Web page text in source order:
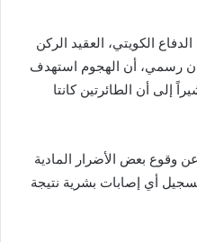
الكويتي، العقيد الركن
رسمي، أن الهجوم استهدف
إلى أن الطائرتين كانتا
وقوع بعض الأضرار المادية
أي إصابات بشرية نتيجة